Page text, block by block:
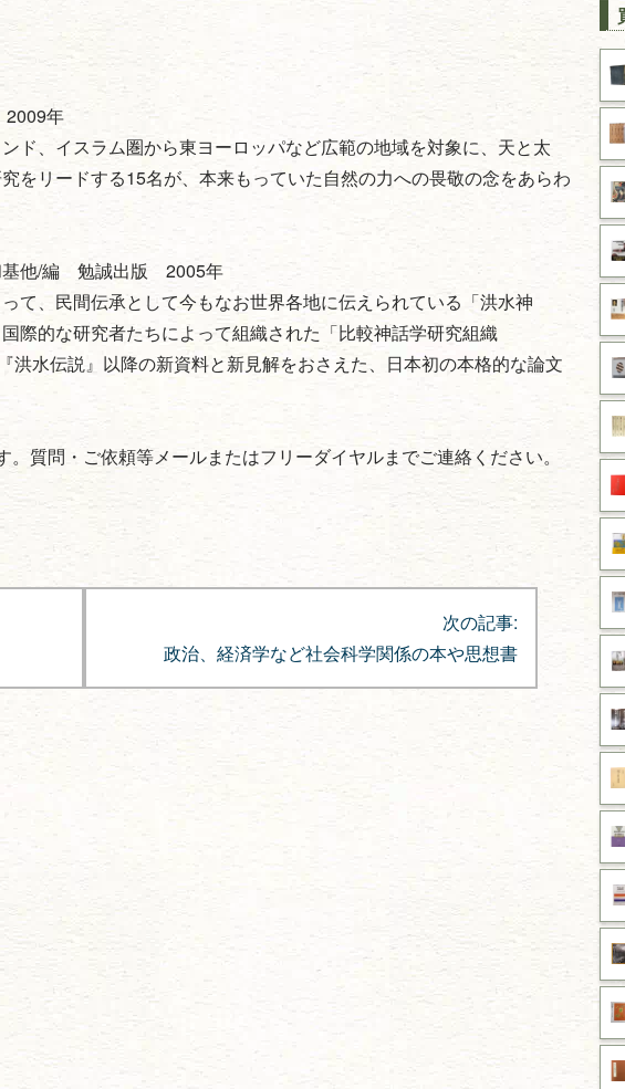
年
、イスラム圏から東ヨーロッパなど広範の地域を対象に、天と太
をリードする15名が、本来もっていた自然の力への畏敬の念をあらわ
基他/編 勉誠出版 2005年
、民間伝承として今もなお世界各地に伝えられている「洪水神
際的な研究者たちによって組織された「比較神話学研究組織
洪水伝説』以降の新資料と新見解をおさえた、日本初の本格的な論文
質問・ご依頼等メールまたはフリーダイヤルまでご連絡ください。
次の記事:
政治、経済学など社会科学関係の本や思想書